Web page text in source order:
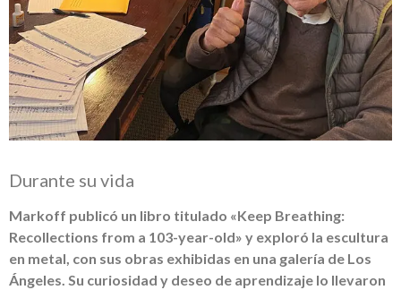
Durante su vida
Markoff publicó un libro titulado «Keep Breathing:
Recollections from a 103-year-old» y exploró la escultura
en metal, con sus obras exhibidas en una galería de Los
Ángeles. Su curiosidad y deseo de aprendizaje lo llevaron